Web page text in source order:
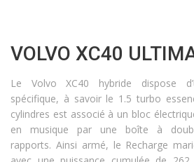
VOLVO XC40
Le Volvo XC40 hybride dispose
spécifique, à savoir le 1.5 turbo
cylindres est associé à un bloc
en musique par une boîte à
rapports. Ainsi armé, le Recharge